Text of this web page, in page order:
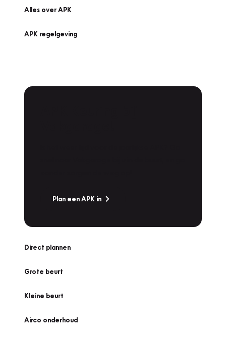
Alles over APK
APK regelgeving
Plan een APK in
Direct plannen
Grote beurt
Kleine beurt
Airco onderhoud